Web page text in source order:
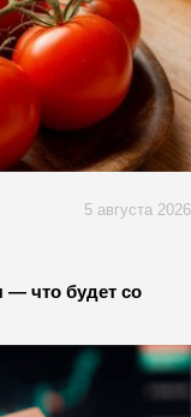
5 августа 2026
— что будет со